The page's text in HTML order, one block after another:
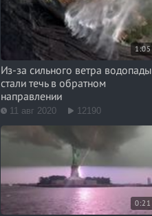
1:05
Из-за сильного ветра водопады
стали течь в обратном
направлении
11 авг 2020 12190
0:21